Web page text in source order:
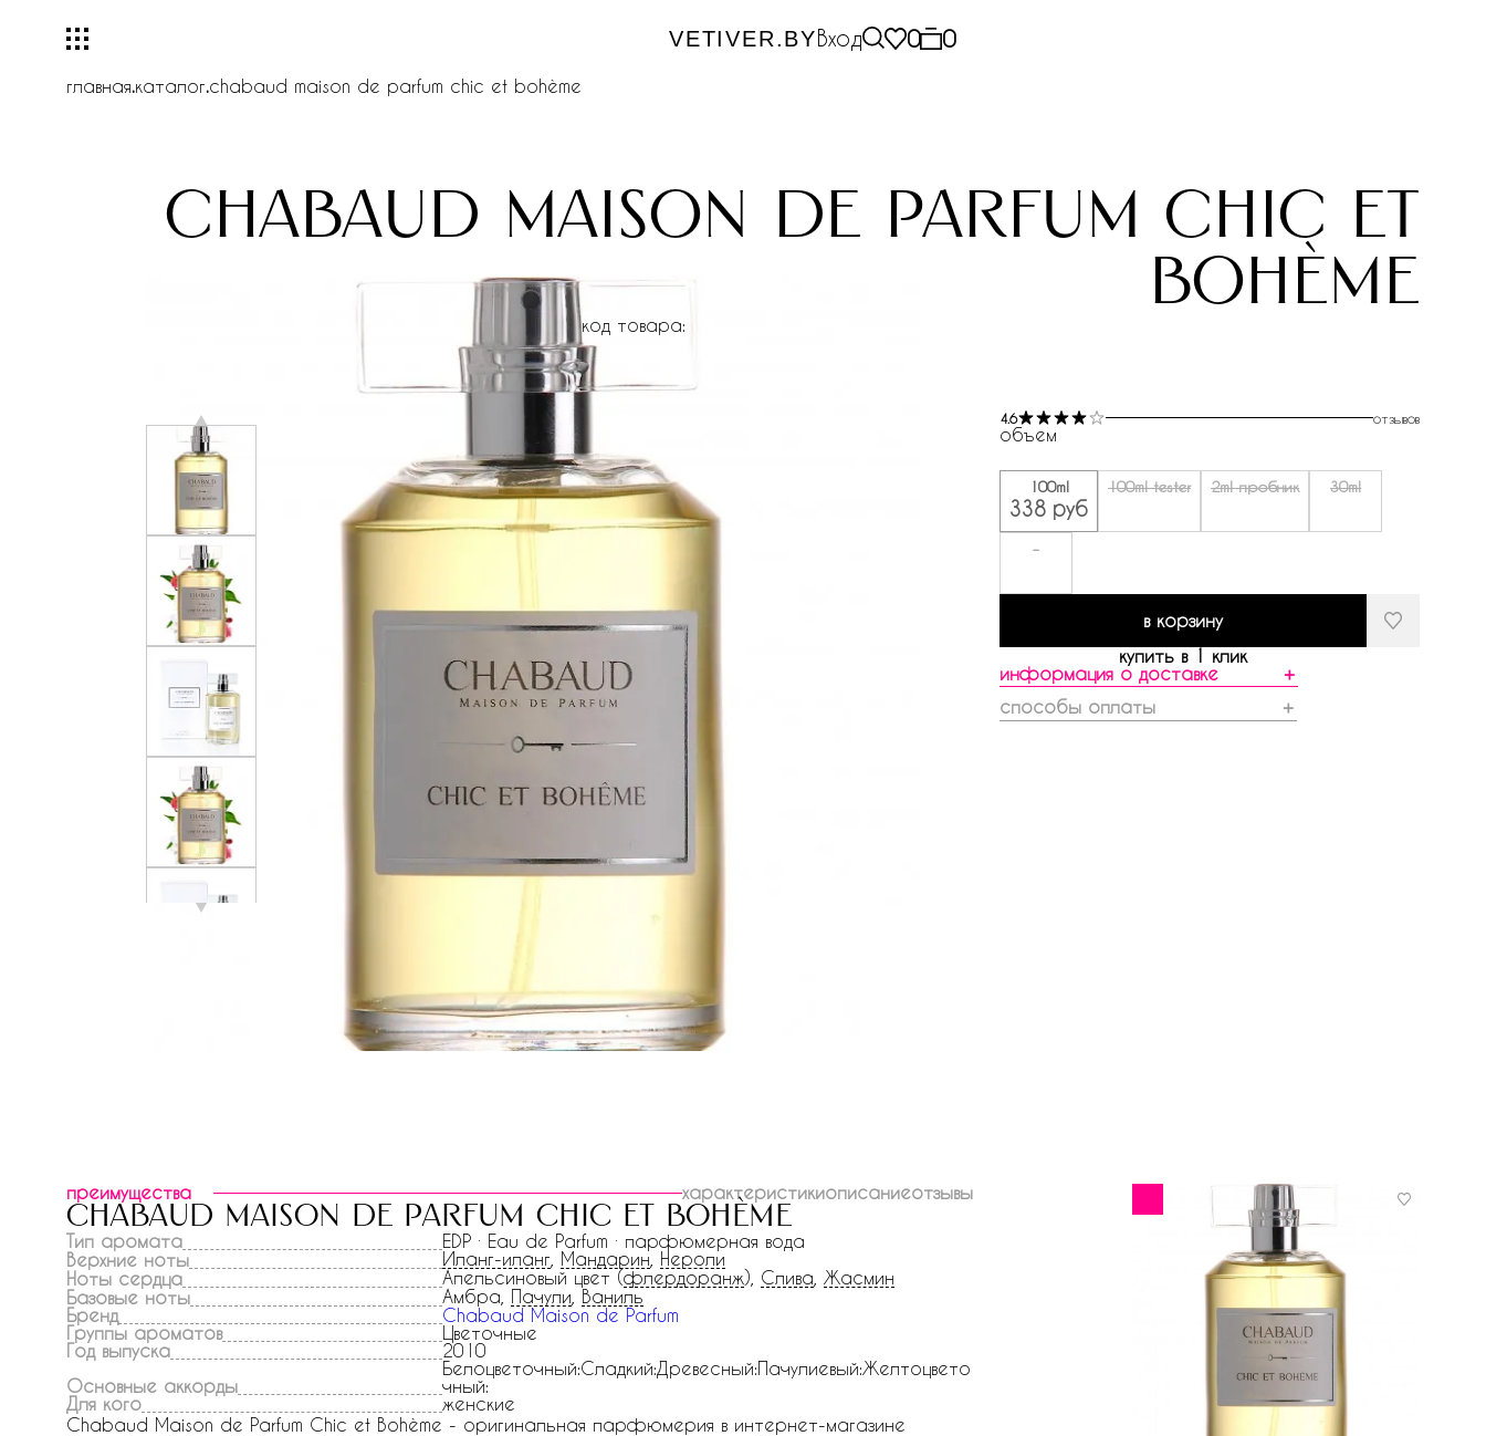
VETIVER.BYВход 0 0
главная.каталог.chabaud maison de parfum chic et bohème
chabaud maison de parfum chic et
bohème
код товара:
4.6 отзывов
объем
100ml
338 руб
100ml tester 2ml пробник 30ml
-
в корзину
купить в 1 клик
информация о доставке
＋
способы оплаты
＋
преимущества характеристикиописаниеотзывы
chabaud maison de parfum chic et bohème
Тип аромата
EDP · Eau de Parfum · парфюмерная вода
Верхние ноты
Иланг-иланг Мандарин Нероли
Ноты сердца
Апельсиновый цвет (флердоранж), Слива Жасмин
Базовые ноты
Амбра, Пачули Ваниль
Бренд
Chabaud Maison de Parfum
Группы ароматов
Цветочные
Год выпуска
2010
Основные аккорды
Белоцветочный:Сладкий:Древесный:Пачулиевый:Желтоцвето
чный:
Для кого
женские
Chabaud Maison de Parfum Chic et Bohème - оригинальная парфюмерия в интернет-магазине